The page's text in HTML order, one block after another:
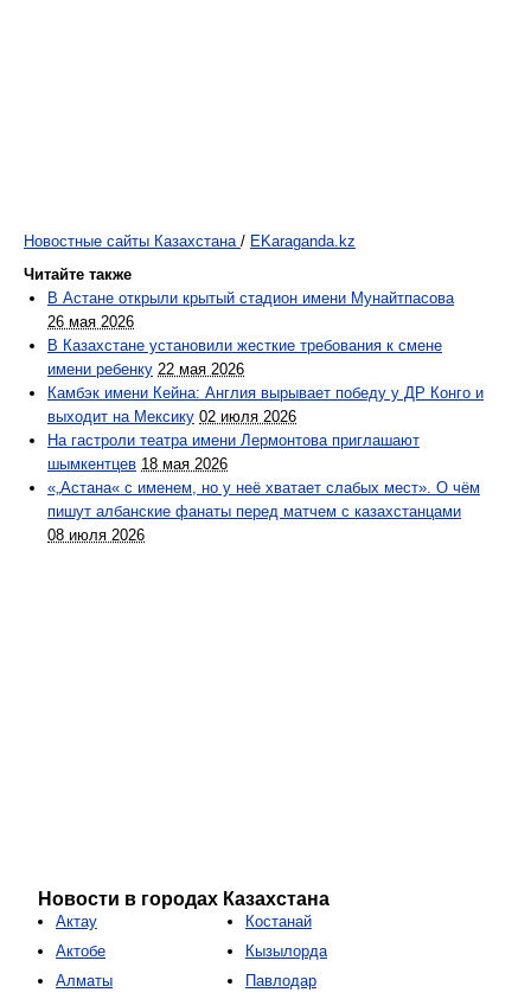
Новостные сайты Казахстана / EKaraganda.kz
Читайте также
В Астане открыли крытый стадион имени Мунайтпасова
26 мая 2026
В Казахстане установили жесткие требования к смене
имени ребенку 22 мая 2026
Камбэк имени Кейна: Англия вырывает победу у ДР Конго и
выходит на Мексику 02 июля 2026
На гастроли театра имени Лермонтова приглашают
шымкентцев 18 мая 2026
«„Астана« с именем, но у неё хватает слабых мест». О чём
пишут албанские фанаты перед матчем с казахстанцами
08 июля 2026
Новости в городах Казахстана
Актау
Актобе
Алматы
Костанай
Кызылорда
Павлодар